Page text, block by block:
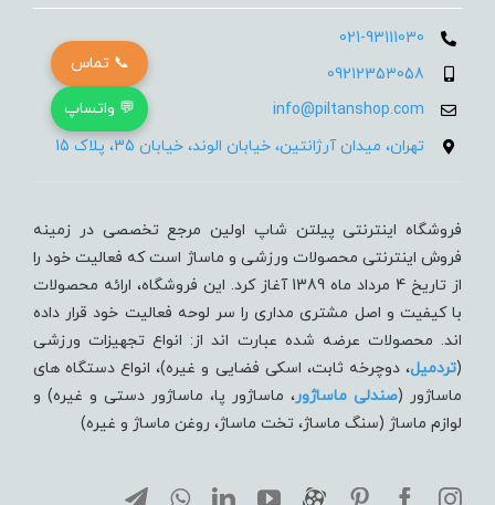
021-93111030
09212353058
info@piltanshop.com
تهران، میدان آرژانتین، خیابان الوند، خیابان 35، پلاک 15
فروشگاه اینترنتی پیلتن شاپ اولین مرجع تخصصی در زمینه
فروش اینترنتی محصولات ورزشی و ماساژ است که فعالیت خود را
از تاریخ 4 مرداد ماه 1389 آغاز کرد. این فروشگاه، ارائه محصولات
با کیفیت و اصل مشتری مداری را سر لوحه فعالیت خود قرار داده
اند. محصولات عرضه شده عبارت اند از: انواع تجهیزات ورزشی
(تردميل، دوچرخه ثابت، اسکی فضایی و غیره)، انواع دستگاه های
ماساژور (صندلی ماساژور، ماساژور پا، ماساژور دستی و غیره) و
لوازم ماساژ (سنگ ماساژ، تخت ماساژ، روغن ماساژ و غیره)
📞 تماس
💬 واتساپ